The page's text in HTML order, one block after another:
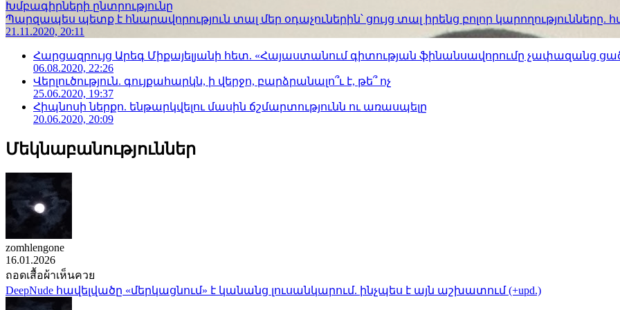
Խմբագիրների ընտրությունը
Պարզապես պետք է հնարավորություն տալ մեր օդաչուներին՝ ցույց տալ իրենց բոլոր
21.11.2020, 20:11
Հարցազրույց Արեգ Միքայելյանի հետ. «Հայաստանում գիտության ֆինանսավորումը չափազանց
06.08.2020, 22:26
Վերլուծություն. գույքահարկն, ի վերջո, բարձրանալո՞ւ է, թե՞ ոչ
25.06.2020, 19:37
Հիպնոսի ներքո. ենթարկվելու մասին ճշմարտությունն ու առասպելը
20.06.2020, 20:09
Մեկնաբանություններ
zomhlengone
16.01.2026
ถอดเสื้อผ้าเห็นควย
DeepNude հավելվածը «մերկացնում» է կանանց լուսանկարում. ինչպես է այն աշխատում (+upd.)